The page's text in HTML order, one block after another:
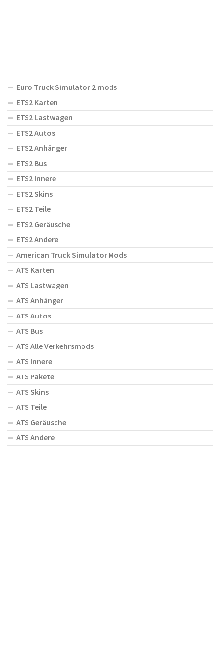
Euro Truck Simulator 2 mods
ETS2 Karten
ETS2 Lastwagen
ETS2 Autos
ETS2 Anhänger
ETS2 Bus
ETS2 Innere
ETS2 Skins
ETS2 Teile
ETS2 Geräusche
ETS2 Andere
American Truck Simulator Mods
ATS Karten
ATS Lastwagen
ATS Anhänger
ATS Autos
ATS Bus
ATS Alle Verkehrsmods
ATS Innere
ATS Pakete
ATS Skins
ATS Teile
ATS Geräusche
ATS Andere